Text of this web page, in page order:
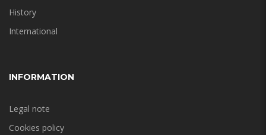
History
International
INFORMATION
Legal note
Cookies policy